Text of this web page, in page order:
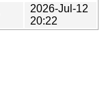
2026-Jul-12
20:22